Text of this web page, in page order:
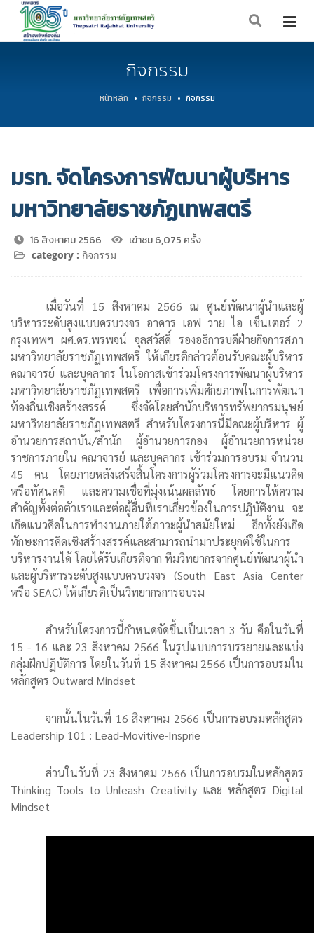
กิจกรรม
หน้าหลัก กิจกรรม กิจกรรม
มรท. จัดโครงการพัฒนาผู้บริหาร
มหาวิทยาลัยราชภัฏเทพสตรี
16 สิงหาคม 2566 เข้าชม 6,075 ครั้ง
category : กิจกรรม
เมื่อวันที่ 15 สิงหาคม 2566 ณ ศูนย์พัฒนาผู้นำและผู้
บริหารระดับสูงแบบครบวงจร อาคาร เอฟ วาย ไอ เซ็นเตอร์ 2
กรุงเทพฯ ผศ.ดร.พรพจน์ จุลสวัสดิ์ รองอธิการบดีฝ่ายกิจการสภา
มหาวิทยาลัยราชภัฏเทพสตรี ให้เกียรติกล่าวต้อนรับคณะผู้บริหาร
คณาจารย์ และบุคลากร ในโอกาสเข้าร่วมโครงการพัฒนาผู้บริหาร
มหาวิทยาลัยราชภัฏเทพสตรี เพื่อการเพิ่มศักยภาพในการพัฒนา
ท้องถิ่นเชิงสร้างสรรค์ ซึ่งจัดโดยสำนักบริหารทรัพยากรมนุษย์
มหาวิทยาลัยราชภัฏเทพสตรี สำหรับโครงการนี้มีคณะผู้บริหาร ผู้
อำนวยการสถาบัน/สำนัก ผู้อำนวยการกอง ผู้อำนวยการหน่วย
ราชการภายใน คณาจารย์ และบุคลากร เข้าร่วมการอบรม จำนวน
45 คน โดยภายหลังเสร็จสิ้นโครงการผู้ร่วมโครงการจะมีแนวคิด
หรือทัศนคติ และความเชื่อที่มุ่งเน้นผลลัพธ์ โดยการให้ความ
สำคัญทั้งต่อตัวเราและต่อผู้อื่นที่เราเกี่ยวข้องในการปฏิบัติงาน จะ
เกิดแนวคิดในการทำงานภายใต้ภาวะผู้นำสมัยใหม่ อีกทั้งยังเกิด
ทักษะการคิดเชิงสร้างสรรค์และสามารถนำมาประยุกต์ใช้ในการ
บริหารงานได้ โดยได้รับเกียรติจาก ทีมวิทยากรจากศูนย์พัฒนาผู้นำ
และผู้บริหารระดับสูงแบบครบวงจร (South East Asia Center
หรือ SEAC) ให้เกียรติเป็นวิทยากรการอบรม
สำหรับโครงการนี้กำหนดจัดขึ้นเป็นเวลา 3 วัน คือในวันที่
15 - 16 และ 23 สิงหาคม 2566 ในรูปแบบการบรรยายและแบ่ง
กลุ่มฝึกปฏิบัติการ โดยในวันที่ 15 สิงหาคม 2566 เป็นการอบรมใน
หลักสูตร Outward Mindset
จากนั้นในวันที่ 16 สิงหาคม 2566 เป็นการอบรมหลักสูตร
Leadership 101 : Lead-Movitive-Insprie
ส่วนในวันที่ 23 สิงหาคม 2566 เป็นการอบรมในหลักสูตร
Thinking Tools to Unleash Creativity และ หลักสูตร Digital
Mindset